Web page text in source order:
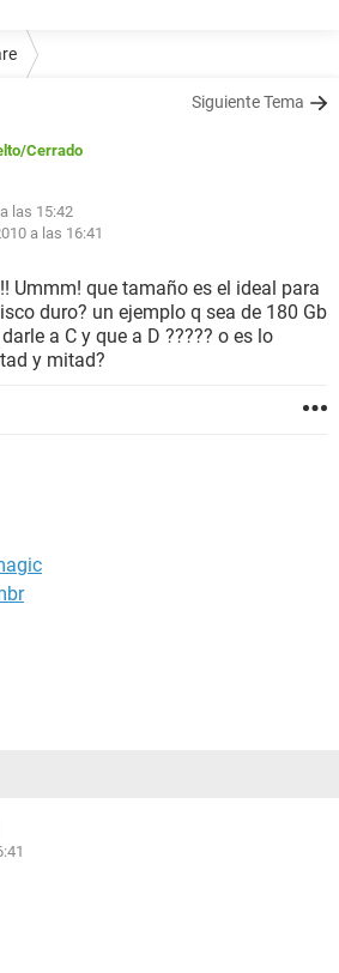
Siguiente Tema
/Cerrado
las 15:42
a las 16:41
Ummm! que tamaño es el ideal para
duro? un ejemplo q sea de 180 Gb
a C y que a D ????? o es lo
y mitad?